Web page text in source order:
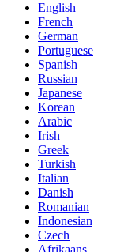
English
French
German
Portuguese
Spanish
Russian
Japanese
Korean
Arabic
Irish
Greek
Turkish
Italian
Danish
Romanian
Indonesian
Czech